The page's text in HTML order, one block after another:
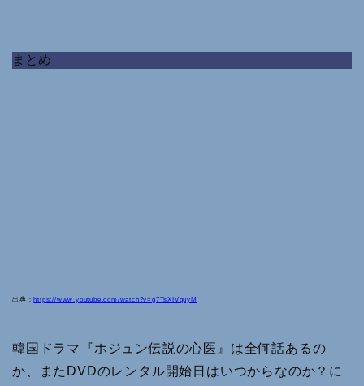
まとめ
出典： https://www.youtube.com/watch?v=g7TsXIVquyM
韓国ドラマ『ホジュン伝説の心医』は全何話あるの
か、またDVDのレンタル開始日はいつからなのか？に